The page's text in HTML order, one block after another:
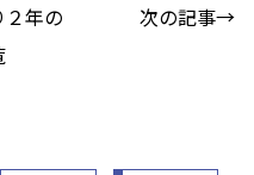
年の
次の記事→